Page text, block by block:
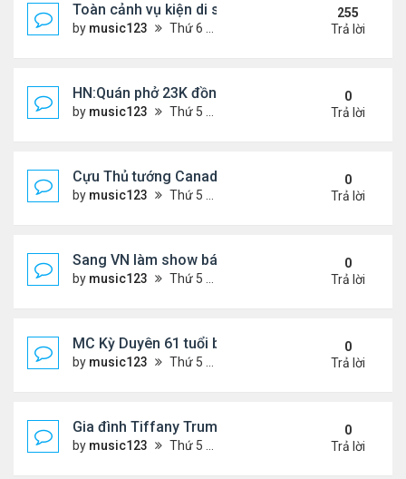
Toàn cảnh vụ kiện di sản CNS VŨ LINH
by music123 Thứ 6 Tháng 1 10, 2025 4:11 pm
255
Trả lời
HN:Quán phở 23K đồng một bát, 7 năm không
by music123 Thứ 5 Tháng 7 30, 2026 7:11 pm
0
Trả lời
Cựu Thủ tướng Canada thoa kem chống nắng
by music123 Thứ 5 Tháng 7 30, 2026 7:04 pm
0
Trả lời
Sang VN làm show bán vé giá "trên trời"
by music123 Thứ 5 Tháng 7 30, 2026 6:51 pm
0
Trả lời
MC Kỳ Duyên 61 tuổi bị soi nhan sắc khi
by music123 Thứ 5 Tháng 7 30, 2026 6:37 pm
0
Trả lời
Gia đình Tiffany Trump đi nghỉ ở Spain
by music123 Thứ 5 Tháng 7 30, 2026 6:33 pm
0
Trả lời